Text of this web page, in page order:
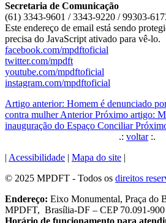
Secretaria de Comunicação
(61) 3343-9601 / 3343-9220 / 99303-
Este endereço de email está sendo
precisa do JavaScript ativado para vê-lo.
facebook.com/mpdftoficial
twitter.com/mpdft
youtube.com/mpdftoficial
instagram.com/mpdftoficial
Artigo anterior: Homem é denunciado
contra mulherAnterior Próximo artigo:
inauguração do Espaço Conciliar
.: voltar:.
| Acessibilidade | Mapa do site |
© 2025 MPDFT - Todos os direitos
Endereço: Eixo Monumental, Praça do
MPDFT, Brasília-DF – CEP 70.091-900